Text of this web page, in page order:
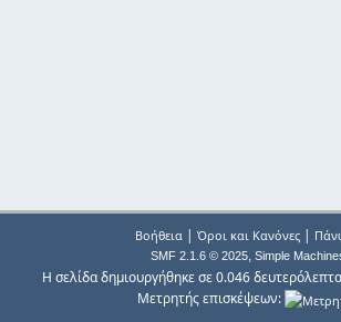
Βοήθεια| Όροι και Κανόνες|
SMF 2.1.6 © 2025, Simple
Η σελίδα δημιουργήθηκε σε 0.046
Μετρητής επισκέψεων: